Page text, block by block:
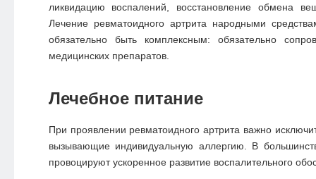
ликвидацию воспалений, восстановление обмена
Лечение ревматоидного артрита народными
обязательно быть комплексным: обязательно
медицинских препаратов.
Лечебное питание
При проявлении ревматоидного артрита важно
вызывающие индивидуальную аллергию. В
провоцируют ускоренное развитие воспалительного